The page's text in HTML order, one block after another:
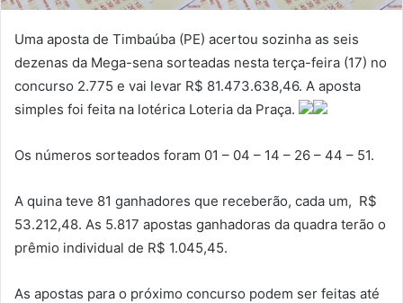
-
m
a
i
Uma aposta de Timbaúba (PE) acertou sozinha as seis
dezenas da Mega-sena sorteadas nesta terça-feira (17) no
concurso 2.775 e vai levar R$ 81.473.638,46. A aposta
simples foi feita na lotérica Loteria da Praça.
Os números sorteados foram 01 – 04 – 14 – 26 – 44 – 51.
A quina teve 81 ganhadores que receberão, cada um, R$
53.212,48. As 5.817 apostas ganhadoras da quadra terão o
prêmio individual de R$ 1.045,45.
As apostas para o próximo concurso podem ser feitas até